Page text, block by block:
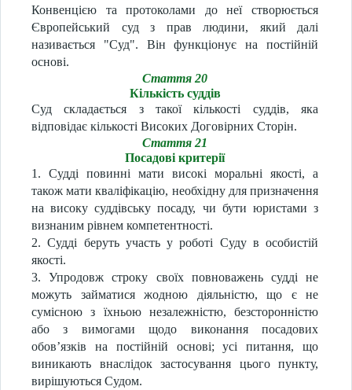
Конвенцією та протоколами до неї створюється
Європейський суд з прав людини, який далі
називається "Суд". Він функціонує на постійній
основі.
Стаття 20
Кількість суддів
Суд складається з такої кількості суддів, яка
відповідає кількості Високих Договірних Сторін.
Стаття 21
Посадові критерії
1. Судді повинні мати високі моральні якості, а
також мати кваліфікацію, необхідну для призначення
на високу суддівську посаду, чи бути юристами з
визнаним рівнем компетентності.
2. Судді беруть участь у роботі Суду в особистій
якості.
3. Упродовж строку своїх повноважень судді не
можуть займатися жодною діяльністю, що є не
сумісною з їхньою незалежністю, безсторонністю
або з вимогами щодо виконання посадових
обов’язків на постійній основі; усі питання, що
виникають внаслідок застосування цього пункту,
вирішуються Судом.